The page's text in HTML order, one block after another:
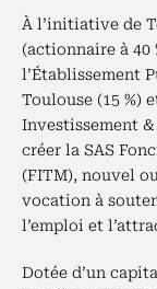
À l’initiative de
(actionnaire à 40
l’Établissement
Toulouse (15 %)
Investissement &
créer la SAS
(FITM), nouvel
vocation à
l’emploi et
Dotée d’un